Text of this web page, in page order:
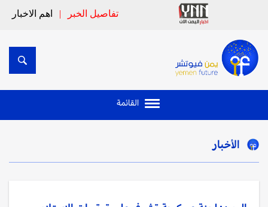
تفاصيل الخبر | اهم الاخبار